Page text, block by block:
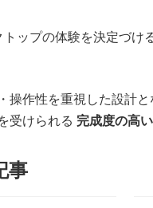
ップの体験を決定づけ
操作性を重視した設計
受けられる 完成度の高
事